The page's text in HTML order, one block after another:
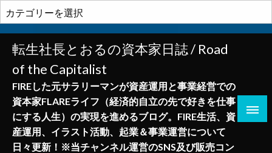
ン
テ
テ
転生社長とおるの資本家日誌 / Road
of the Capitalist
FIREした元サラリーマンが資産運用と事業経営での
資本家FLAREライフ（経済的自立の先で好きを仕事
にする人生）の実現を進めるブログ。FIRE生活、資
産運用、イラスト活動、起業＆事業運営について
日々更新！※当チャンネル運営のSNS及び販売コン